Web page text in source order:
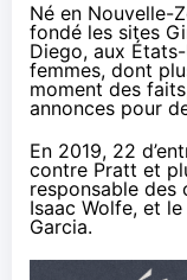
Né en Nouvelle-
fondé les sites
Diego, aux
femmes, dont
moment des
annonces pour
En 2019, 22
contre Pratt et
responsable des
Isaac Wolfe, et
Garcia.